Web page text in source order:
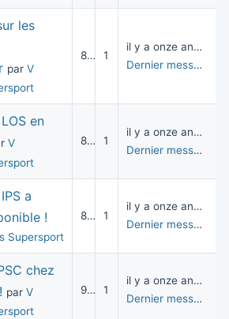
les
par V
8 409 1
il y a onze années
Dernier message
en
V
8 657 1
il y a onze années
Dernier message
a
!
Supersport
8 502 1
il y a onze années
Dernier message
chez
par V
9 053 1
il y a onze années
Dernier message